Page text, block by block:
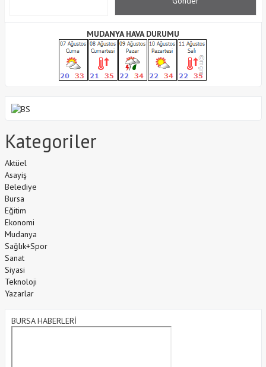
MUDANYA HAVA DURUMU
Kategoriler
Aktüel
Asayiş
Belediye
Bursa
Eğitim
Ekonomi
Mudanya
Sağlık+Spor
Sanat
Siyasi
Teknoloji
Yazarlar
BURSA HABERLERİ